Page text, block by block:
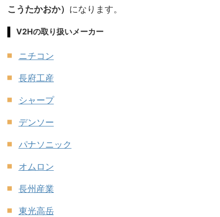
こうたかおか） になります。
V2Hの取り扱いメーカー
ニチコン
長府工産
シャープ
デンソー
パナソニック
オムロン
長州産業
東光高岳